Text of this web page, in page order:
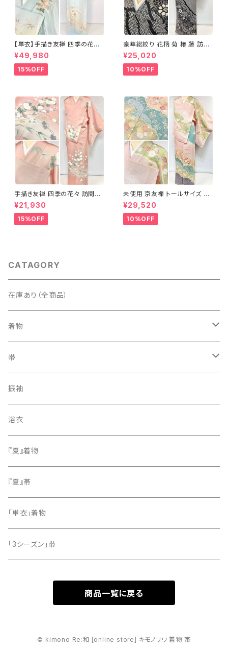
【単衣】手描き友禅 四季の花々
正絹 訪問着 水色 黄緑 白 パス
テルカラー 1431
¥49,980
15%OFF
豪華総絞り 花柄 菊 椿 藤 訪問
着 鹿の子絞り ラメ 正絹 黒 白
グレー 1435
¥25,020
10%OFF
手描き友禅 四季の花々 訪問着
袷 正絹 サーモンピンク クリー
ム 白 桃花色 1434
¥21,930
15%OFF
未使用 京友禅 トールサイズ 染
め分け 金彩 訪問着 袷 正絹 ピ
ンク 黄緑 紫 黄色 1438
¥29,520
10%OFF
CATAGORY
在庫あり（全商品）
着物
訪問着・付下げ
紬
色無地
小紋
留袖
帯
袋帯
名古屋帯
振袖
浴衣
『夏』着物
『夏』帯
「単衣」着物
「3シーズン」帯
商品一覧に戻る
© kimono Re:和 [online store] キモノリワ 着物 帯